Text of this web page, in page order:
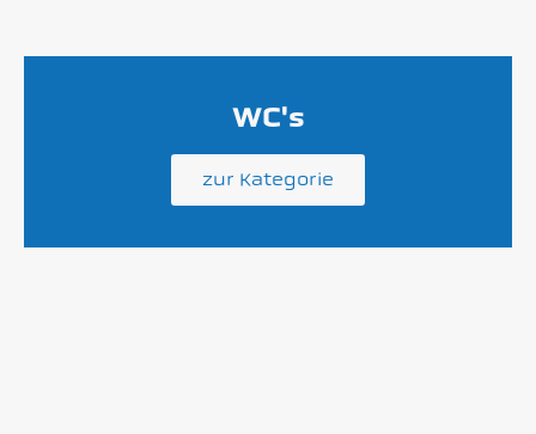
WC's
zur Kategorie